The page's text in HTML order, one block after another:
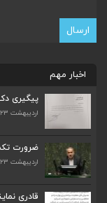
اخبار مهم
پیگیری
اردیبهشت ۲۳, ۱۴۰۴
ضرورت تکمیل قطعات ۷ و
اردیبهشت ۲۳, ۱۴۰۴
قادری
ضرورت تکمیل قطعات ۷ و ۸ آزادراه شیراز به اصفه...